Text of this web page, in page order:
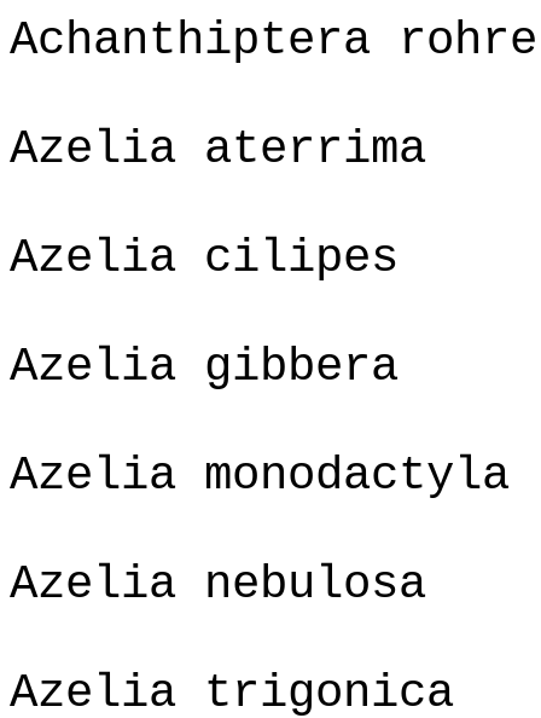
Achanthiptera
Azelia aterrima
Azelia cilipes
Azelia gibbera
Azelia monodactyla
Azelia nebulosa
Azelia trigonica